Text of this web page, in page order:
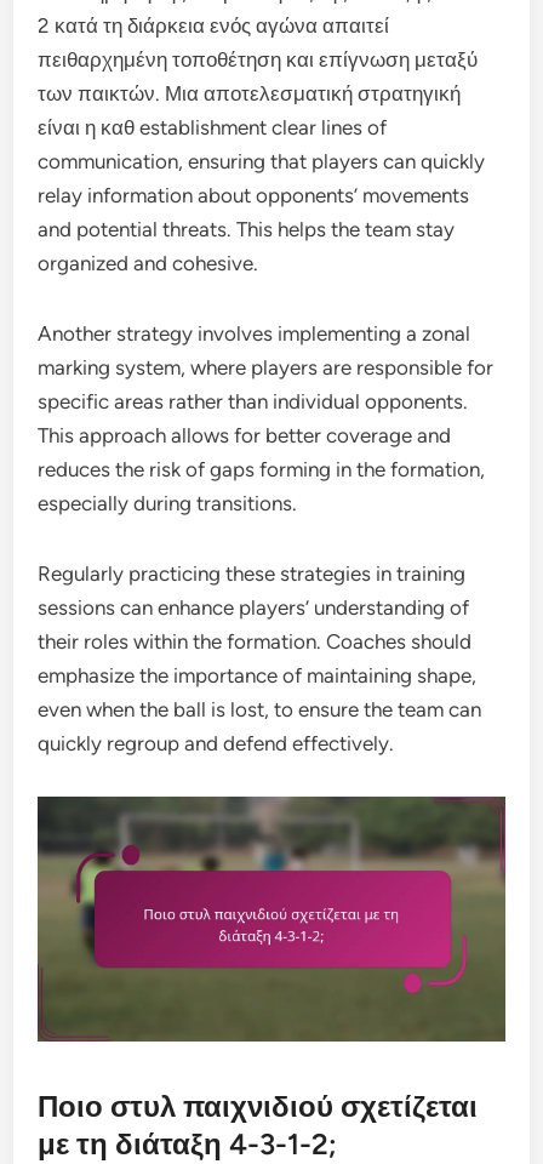
2 κατά τη διάρκεια ενός αγώνα απαιτεί
πειθαρχημένη τοποθέτηση και επίγνωση μεταξύ
των παικτών. Μια αποτελεσματική στρατηγική
είναι η καθ establishment clear lines of
communication, ensuring that players can quickly
relay information about opponents’ movements
and potential threats. This helps the team stay
organized and cohesive.
Another strategy involves implementing a zonal
marking system, where players are responsible for
specific areas rather than individual opponents.
This approach allows for better coverage and
reduces the risk of gaps forming in the formation,
especially during transitions.
Regularly practicing these strategies in training
sessions can enhance players’ understanding of
their roles within the formation. Coaches should
emphasize the importance of maintaining shape,
even when the ball is lost, to ensure the team can
quickly regroup and defend effectively.
Ποιο στυλ παιχνιδιού σχετίζεται
με τη διάταξη 4-3-1-2;